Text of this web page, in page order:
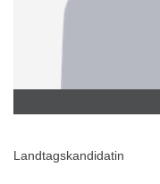
Landtagskandidatin